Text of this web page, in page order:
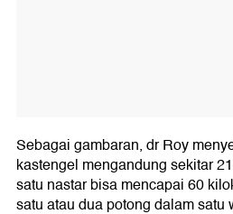
Sebagai gambaran, dr Roy
kastengel mengandung sekitar
satu nastar bisa mencapai 60
satu atau dua potong dalam satu